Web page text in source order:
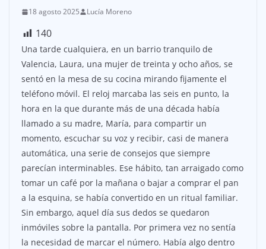
18 agosto 2025 Lucía Moreno
140
Una tarde cualquiera, en un barrio tranquilo de
Valencia, Laura, una mujer de treinta y ocho años, se
sentó en la mesa de su cocina mirando fijamente el
teléfono móvil. El reloj marcaba las seis en punto, la
hora en la que durante más de una década había
llamado a su madre, María, para compartir un
momento, escuchar su voz y recibir, casi de manera
automática, una serie de consejos que siempre
parecían interminables. Ese hábito, tan arraigado como
tomar un café por la mañana o bajar a comprar el pan
a la esquina, se había convertido en un ritual familiar.
Sin embargo, aquel día sus dedos se quedaron
inmóviles sobre la pantalla. Por primera vez no sentía
la necesidad de marcar el número. Había algo dentro